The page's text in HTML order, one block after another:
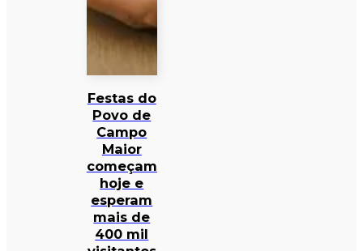
Festas do
Povo de
Campo
Maior
começam
hoje e
esperam
mais de
400 mil